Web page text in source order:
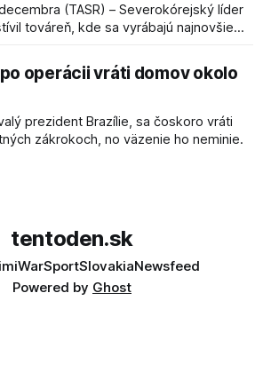
(TASR) – Severokórejský líder
továreň, kde sa vyrábajú najnovšie
o tom štátne médiá KĽDR, na ktoré
AFP.
operácii vráti domov okolo
prezident Brazílie, sa čoskoro vráti
zákrokoch, no väzenie ho neminie.
tentoden.sk
WarSportSlovakiaNewsfeed
Powered by Ghost